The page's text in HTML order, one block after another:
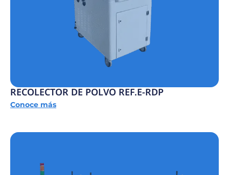
RECOLECTOR DE POLVO REF.E-RDP
Conoce más